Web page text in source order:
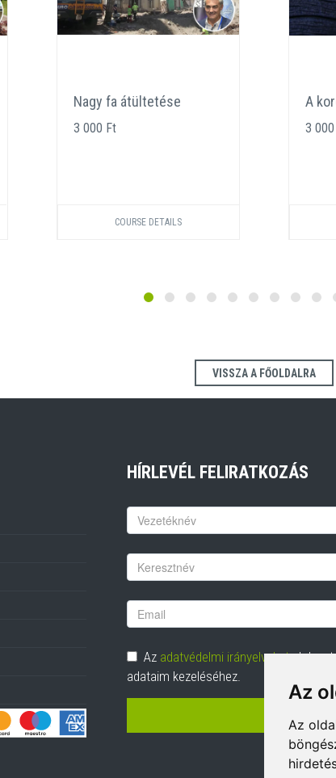
Az
Az
Nagy fa átültetése
3 000 Ft
COURSE DETAILS
A
3
VISSZA A FŐOLDALRA
HÍRLEVÉL FELIRATKOZÁS
Keresztnév
Vezetéknév
Email
cím
Adatvédelem
Az adatvédelmi irányelveket
adataim kezeléséhez.